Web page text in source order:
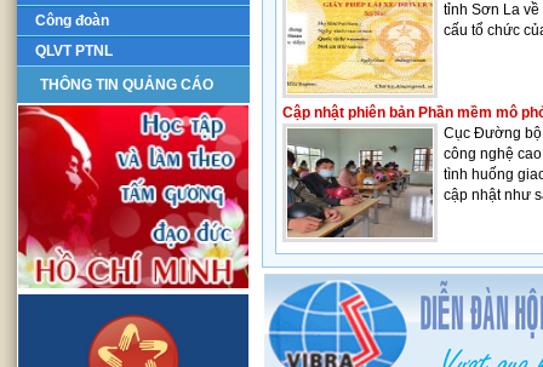
Công đoàn
QLVT PTNL
THÔNG TIN QUẢNG CÁO
tỉnh Sơn La
cấu tổ chức
Cập nhật phiên bản Phần mềm mô
Cục Đường bộ
công nghệ
tình huống
cập nhật như